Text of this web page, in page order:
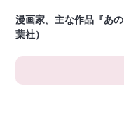
漫画家。主な作品『あ
葉社）